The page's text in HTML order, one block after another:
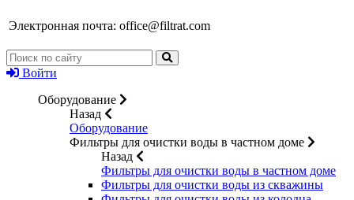
Электронная почта: office@filtrat.com
Войти
Оборудование
Назад
Оборудование
Фильтры для очистки воды в частном доме
Назад
Фильтры для очистки воды в частном доме
Фильтры для очистки воды из скважины